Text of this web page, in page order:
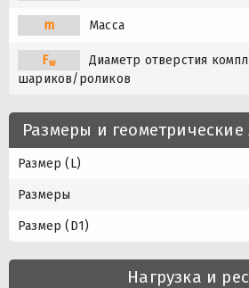
m Масса
Fw
Диаметр отверстия
шариков/роликов
Размеры и геометрические
Размер (L)
Размеры
Размер (D1)
Нагрузка и